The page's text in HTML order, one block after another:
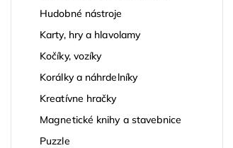
Hudobné nástroje
Karty, hry a hlavolamy
Kočíky, vozíky
Korálky a náhrdelníky
Kreatívne hračky
Magnetické knihy a stavebnice
Puzzle